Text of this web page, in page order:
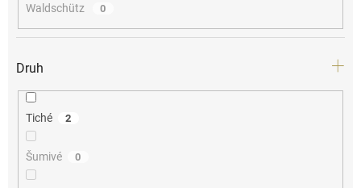
Waldschütz 0
Druh
Tiché 2
Šumivé 0